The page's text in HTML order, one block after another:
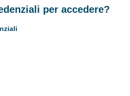
per accedere?